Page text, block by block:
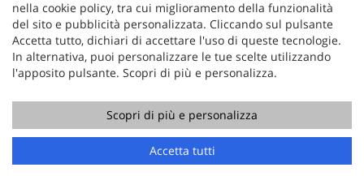
Ho letto e accettol'informativa privacy*
Acconsento al trattamento dei miei dati per finalità di
Credito ai Consumatori presso il punto vendita. Salvo
approvazione dell'Instituto di Credito erogante.
PERMUTA
RICHIEDI TEST DRIVE
Contatta un consulente
nella cookie policy, tra cui miglioramento della funzionalità
del sito e pubblicità personalizzata. Cliccando sul pulsante
Accetta tutto, dichiari di accettare l'uso di queste tecnologie.
In alternativa, puoi personalizzare le tue scelte utilizzando
l'apposito pulsante. Scopri di più e personalizza.
Scopri di più e personalizza
Accetta tutti